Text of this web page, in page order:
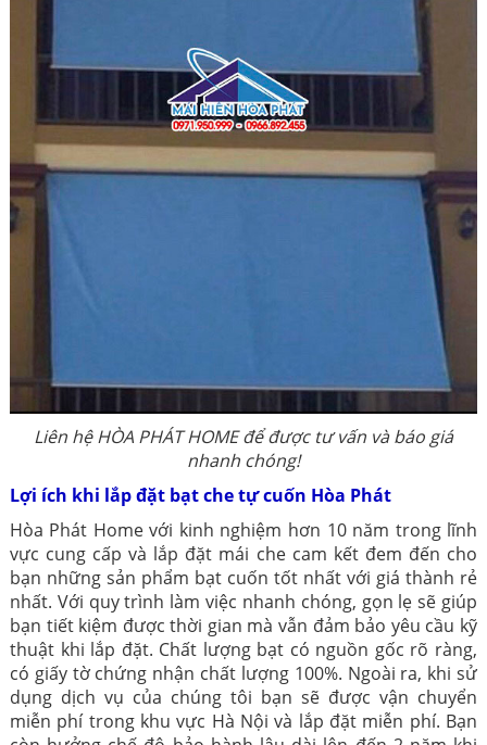
Liên hệ HÒA PHÁT HOME để được tư vấn và báo giá
nhanh chóng!
Lợi ích khi lắp đặt bạt che tự cuốn Hòa Phát
Hòa Phát Home với kinh nghiệm hơn 10 năm trong lĩnh
vực cung cấp và lắp đặt mái che cam kết đem đến cho
bạn những sản phẩm bạt cuốn tốt nhất với giá thành rẻ
nhất. Với quy trình làm việc nhanh chóng, gọn lẹ sẽ giúp
bạn tiết kiệm được thời gian mà vẫn đảm bảo yêu cầu kỹ
thuật khi lắp đặt. Chất lượng bạt có nguồn gốc rõ ràng,
có giấy tờ chứng nhận chất lượng 100%. Ngoài ra, khi sử
dụng dịch vụ của chúng tôi bạn sẽ được vận chuyển
miễn phí trong khu vực Hà Nội và lắp đặt miễn phí. Bạn